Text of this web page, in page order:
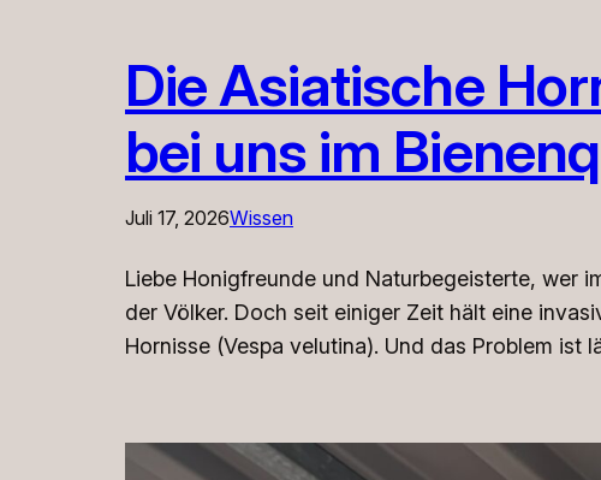
Die Asiatische
bei uns im
Juli 17, 2026Wissen
Liebe Honigfreunde und Naturbegeisterte, ​wer
der Völker. Doch seit einiger Zeit hält eine
Hornisse (Vespa velutina). ​Und das Problem